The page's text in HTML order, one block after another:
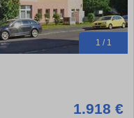
1 / 1
1.918 €